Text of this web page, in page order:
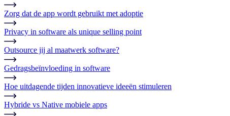
Zorg dat de app wordt gebruikt met adoptie
Privacy in software als unique selling point
Outsource jij al maatwerk software?
Gedragsbeïnvloeding in software
Hoe uitdagende tijden innovatieve ideeën stimuleren
Hybride vs Native mobiele apps